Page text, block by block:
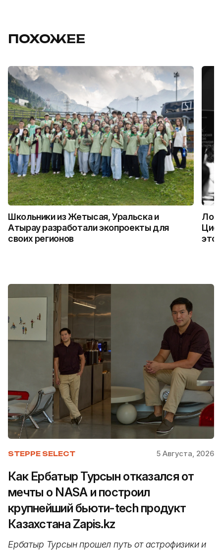
ПОХОЖЕЕ
Школьники из Жетысая, Уральска и
Атырау разработали экопроекты для
своих регионов
это
STEPPE SELECT 5 Августа, 2026
Как Ербатыр Турсын отказался от
мечты о NASA и построил
крупнейший бьюти-tech продукт
Казахстана Zapis.kz
Ербатыр Турсын прошел путь от астрофизики и